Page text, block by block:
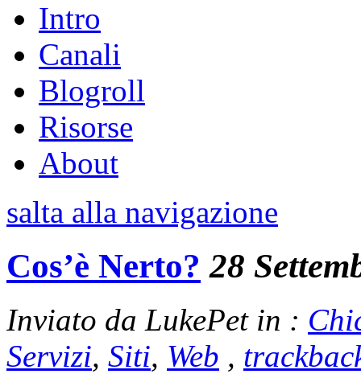
Intro
Canali
Blogroll
Risorse
About
salta alla navigazione
Cos’è Nerto? 28
Inviato da LukePet in :
Servizi, Siti, Web ,